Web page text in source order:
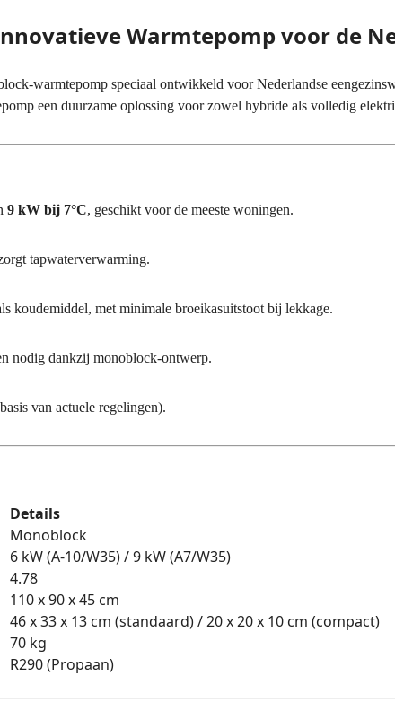
Warmtepomp voor de
warmtepomp speciaal ontwikkeld voor Nederlandse
een duurzame oplossing voor zowel hybride als volledig
9 kW bij 7°C, geschikt voor de meeste woningen.
tapwaterverwarming.
koudemiddel, met minimale broeikasuitstoot bij lekkage.
nodig dankzij monoblock-ontwerp.
van actuele regelingen).
Details
Monoblock
6 kW (A-10/W35) / 9 kW (A7/W35)
4.78
110 x 90 x 45 cm
46 x 33 x 13 cm (standaard) / 20 x 20 x 10 cm (compact)
70 kg
R290 (Propaan)